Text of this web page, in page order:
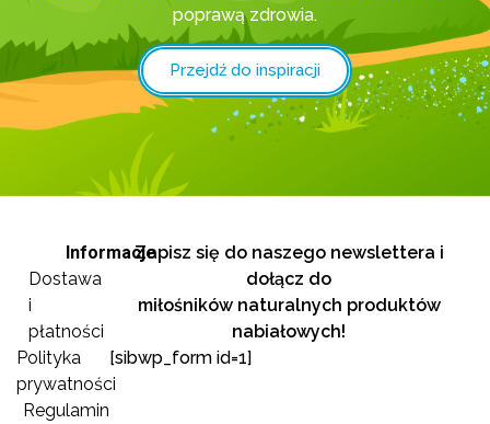
poprawą zdrowia.
Przejdź do inspiracji
Informacje
Dostawa
i
płatności
Polityka
prywatności
Regulamin
Zapisz się do naszego newslettera i
dołącz do
miłośników naturalnych produktów
nabiałowych!
[sibwp_form id=1]